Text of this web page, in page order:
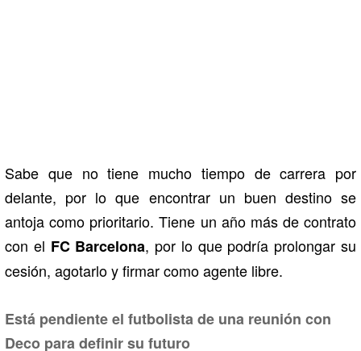
Sabe que no tiene mucho tiempo de carrera por
delante, por lo que encontrar un buen destino se
antoja como prioritario. Tiene un año más de contrato
con el FC Barcelona, por lo que podría prolongar su
cesión, agotarlo y firmar como agente libre.
Está pendiente el futbolista de una reunión con
Deco para definir su futuro